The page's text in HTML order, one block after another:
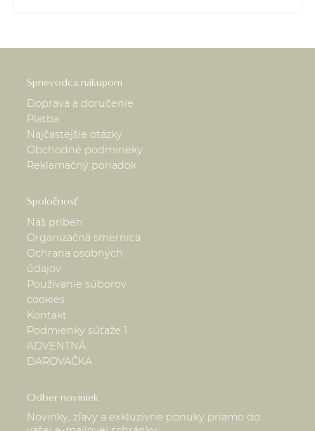
Sprievodca nákupom
Doprava a doručenie
Platba
Najčastejšie otázky
Obchodné podmineky
Reklamačný poriadok
Spoločnosť
Náš príbeh
Organizačná smernica
Ochrana osobných
údajov
Používanie súborov
cookies
Kontakt
Podmienky súťaže 1.
ADVENTNÁ
DAROVAČKA
Odber noviniek
Novinky, zľavy a exkluzívne ponuky priamo do